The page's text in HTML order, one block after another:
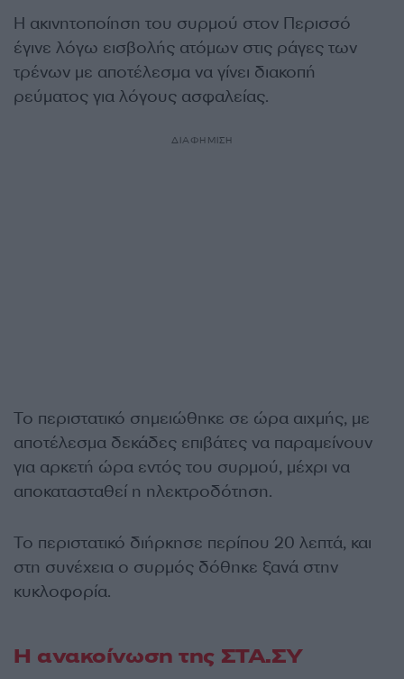
Η ακινητοποίηση του συρμού στον Περισσό
έγινε λόγω εισβολής ατόμων στις ράγες των
τρένων με αποτέλεσμα να γίνει διακοπή
ρεύματος για λόγους ασφαλείας.
ΔΙΑΦΗΜΙΣΗ
Το περιστατικό σημειώθηκε σε ώρα αιχμής, με
αποτέλεσμα δεκάδες επιβάτες να παραμείνουν
για αρκετή ώρα εντός του συρμού, μέχρι να
αποκατασταθεί η ηλεκτροδότηση.
Το περιστατικό διήρκησε περίπου 20 λεπτά, και
στη συνέχεια ο συρμός δόθηκε ξανά στην
κυκλοφορία.
Η ανακοίνωση της ΣΤΑ.ΣΥ